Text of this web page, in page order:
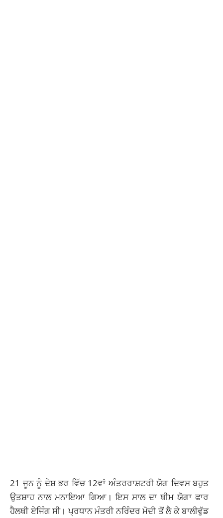
21 ਜੂਨ ਨੂੰ ਦੇਸ਼ ਭਰ ਵਿੱਚ 12ਵਾਂ ਅੰਤਰਰਾਸ਼ਟਰੀ ਯੋਗ ਦਿਵਸ ਬਹੁਤ
ਉਤਸ਼ਾਹ ਨਾਲ ਮਨਾਇਆ ਗਿਆ। ਇਸ ਸਾਲ ਦਾ ਥੀਮ ਯੋਗਾ ਫਾਰ
ਹੈਲਥੀ ਏਜਿੰਗ ਸੀ। ਪ੍ਰਧਾਨ ਮੰਤਰੀ ਨਰਿੰਦਰ ਮੋਦੀ ਤੋਂ ਲੈ ਕੇ ਬਾਲੀਵੁੱਡ